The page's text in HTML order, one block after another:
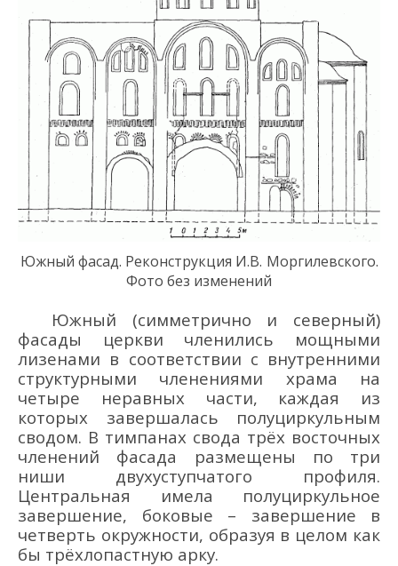
Южный фасад. Реконструкция И.В. Моргилевского.
Фото без изменений
Южный (симметрично и северный)
фасады церкви членились мощными
лизенами в соответствии с внутренними
структурными членениями храма на
четыре неравных части, каждая из
которых завершалась полуциркульным
сводом. В тимпанах свода трёх восточных
членений фасада размещены по три
ниши двухуступчатого профиля.
Центральная имела полуциркульное
завершение, боковые – завершение в
четверть окружности, образуя в целом как
бы трёхлопастную арку.